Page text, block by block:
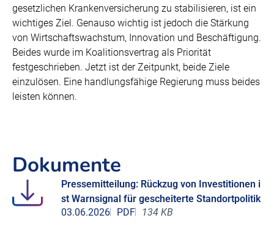
gesetzlichen Krankenversicherung zu stabilisieren, ist ein
wichtiges Ziel. Genauso wichtig ist jedoch die Stärkung
von Wirtschaftswachstum, Innovation und Beschäftigung.
Beides wurde im Koalitionsvertrag als Priorität
festgeschrieben. Jetzt ist der Zeitpunkt, beide Ziele
einzulösen. Eine handlungsfähige Regierung muss beides
leisten können.
Dokumente
Pressemitteilung: Rückzug von Investitionen i
st Warnsignal für gescheiterte Standortpolitik
03.06.2026
PDF 134 KB